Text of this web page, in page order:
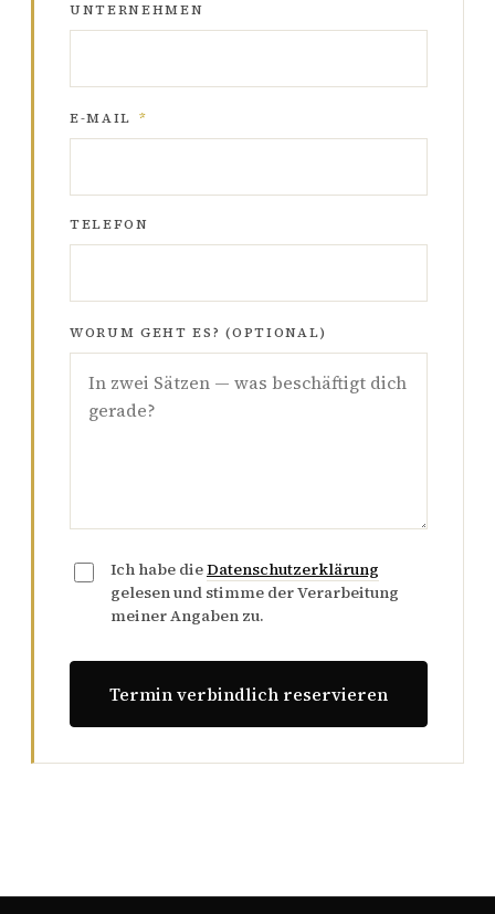
UNTERNEHMEN
E-MAIL *
TELEFON
WORUM GEHT ES? (OPTIONAL)
Ich habe dieDatenschutzerklärung
gelesen und stimme der Verarbeitung
meiner Angaben zu.
Termin verbindlich reservieren